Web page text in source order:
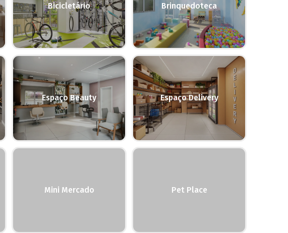
Bicicletário Brinquedoteca
Espaço Beauty Espaço Delivery
Mini Mercado Pet Place